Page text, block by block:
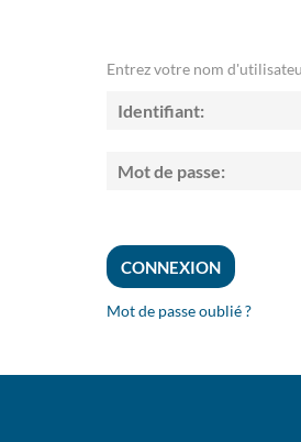
Entrez votre nom
Mot de passe oublié ?